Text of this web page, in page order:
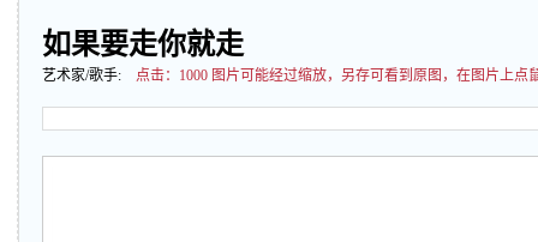
如果要走你就走
艺术家/歌手: 点击： 1000 图片可能经过缩放，另存可看到原图，在图片上